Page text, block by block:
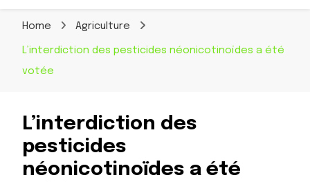
Le Ruban Vert
Home Agriculture
L’interdiction des pesticides néonicotinoïdes a été
votée
L’interdiction des
pesticides
néonicotinoïdes a été